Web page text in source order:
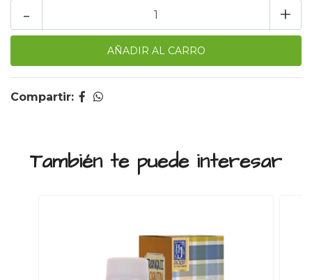
+
-
Compartir:
También te puede interesar